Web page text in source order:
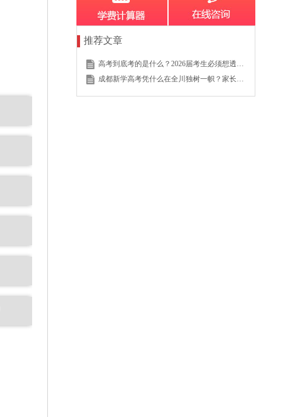
推荐文章
高考到底考的是什么？2026届考生必须想透的这个底层逻辑
成都新学高考凭什么在全川独树一帜？家长的真实选择说明一切